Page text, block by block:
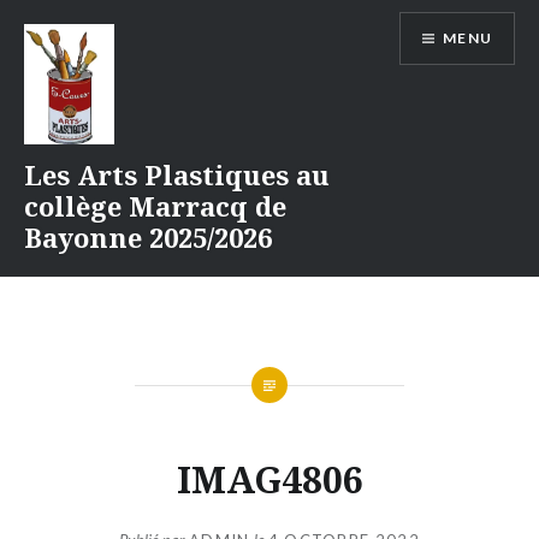
contenu
Les Arts Plastiques au
collège Marracq de
Bayonne 2025/2026
MENU
IMAG4806